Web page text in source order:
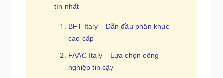
tín nhất
BFT Italy – Dẫn đầu phân khúc
cao cấp
FAAC Italy – Lựa chọn công
nghiệp tin cậy